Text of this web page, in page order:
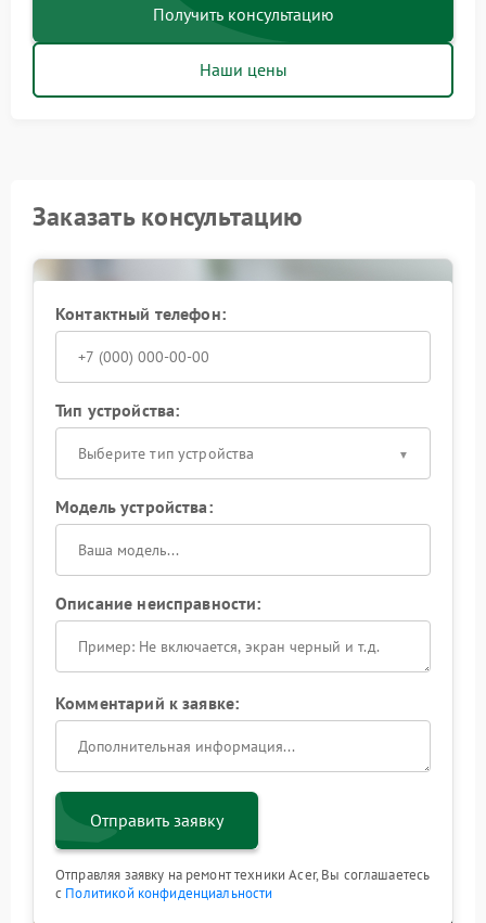
Получить консультацию
Наши цены
Заказать консультацию
Контактный телефон:
Тип устройства:
Выберите тип устройства
Модель устройства:
Описание неисправности:
Комментарий к заявке:
Отправить заявку
Отправляя заявку на ремонт техники Acer, Вы соглашаетесь
с Политикой конфиденциальности